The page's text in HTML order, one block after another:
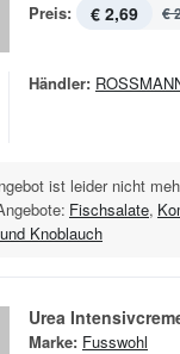
Preis: € 2,69 €
Händler:
ist leider nicht
Fischsalate,
Knoblauch
Urea
Marke: Fusswohl